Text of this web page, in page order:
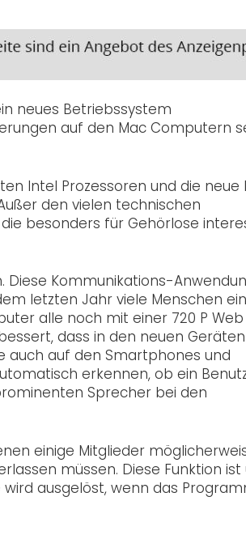
neues Betriebssystem
auf den Mac Computern
Intel Prozessoren und die neue
den vielen technischen
besonders für Gehörlose
Diese Kommunikations-
letzten Jahr viele Menschen
alle noch mit einer 720 P Web
dass in den neuen Geräten
auch auf den Smartphones und
erkennen, ob ein
Sprecher bei den
einige Mitglieder
müssen. Diese Funktion
ausgelöst, wenn das